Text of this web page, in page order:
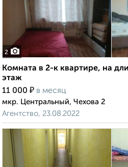
2
Комната в 2-к квартире, на
этаж
11 000 ₽ в месяц
мкр. Центральный, Чехова 2
Агентство, 23.08.2022